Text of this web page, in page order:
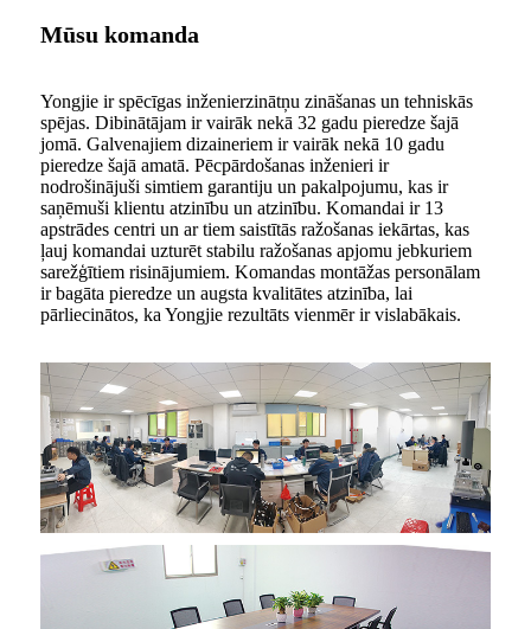
Mūsu komanda
Yongjie ir spēcīgas inženierzinātņu zināšanas un tehniskās
spējas. Dibinātājam ir vairāk nekā 32 gadu pieredze šajā
jomā. Galvenajiem dizaineriem ir vairāk nekā 10 gadu
pieredze šajā amatā. Pēcpārdošanas inženieri ir
nodrošinājuši simtiem garantiju un pakalpojumu, kas ir
saņēmuši klientu atzinību un atzinību. Komandai ir 13
apstrādes centri un ar tiem saistītās ražošanas iekārtas, kas
ļauj komandai uzturēt stabilu ražošanas apjomu jebkuriem
sarežģītiem risinājumiem. Komandas montāžas personālam
ir bagāta pieredze un augsta kvalitātes atzinība, lai
pārliecinātos, ka Yongjie rezultāts vienmēr ir vislabākais.